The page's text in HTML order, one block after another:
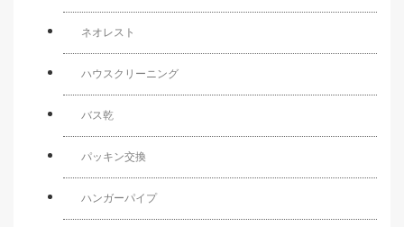
ネオレスト
ハウスクリーニング
バス乾
パッキン交換
ハンガーパイプ